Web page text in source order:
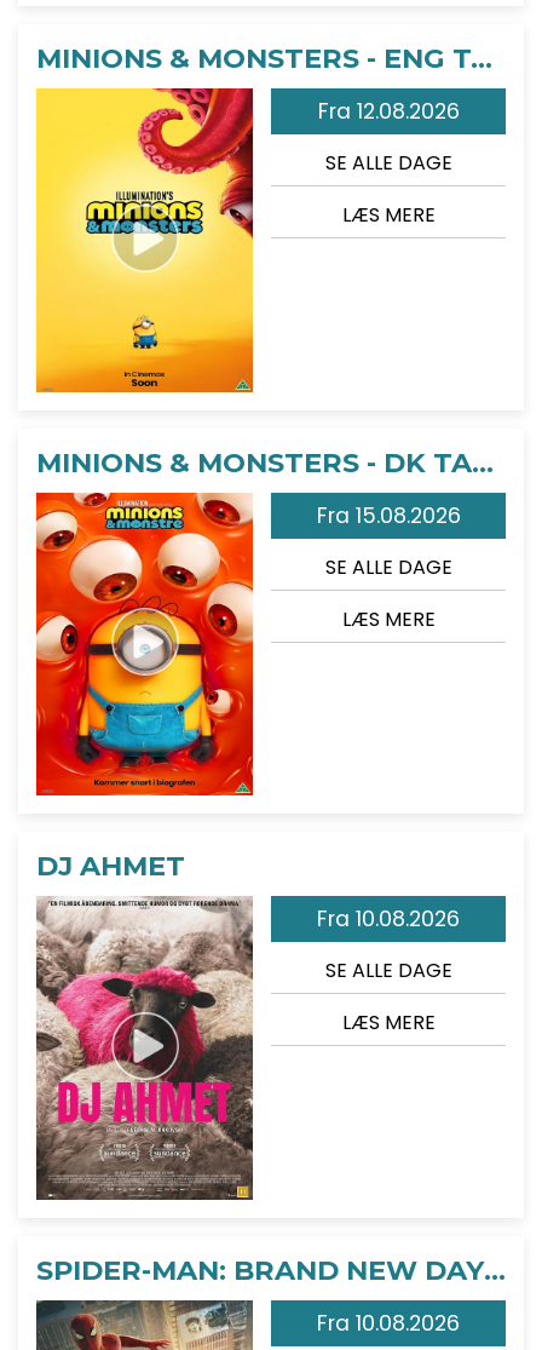
MINIONS & MONSTERS - ENG TALE
Fra 12.08.2026
SE ALLE DAGE
LÆS MERE
MINIONS & MONSTERS - DK TALE
Fra 15.08.2026
SE ALLE DAGE
LÆS MERE
DJ AHMET
Fra 10.08.2026
SE ALLE DAGE
LÆS MERE
SPIDER-MAN: BRAND NEW DAY - 2D
Fra 10.08.2026